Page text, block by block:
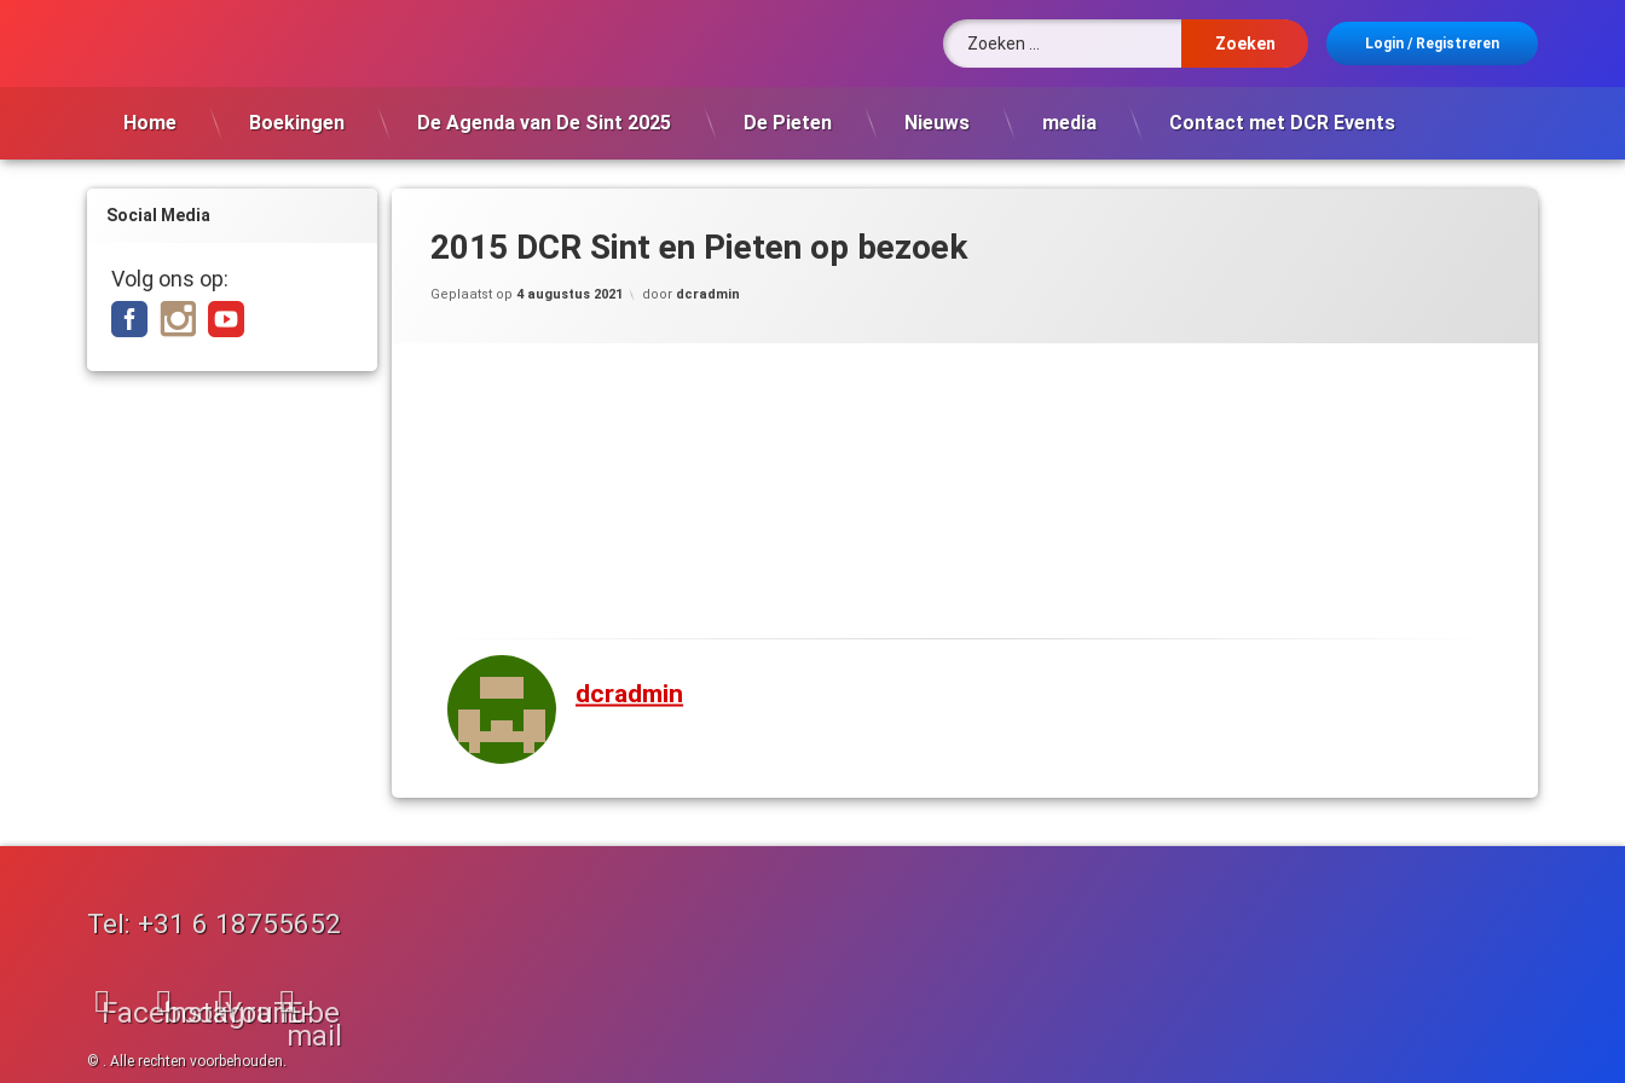
Zoeken naar:
Login /Registreren
Home Boekingen De Agenda van De Sint 2025 De Pieten Nieuws media Contact met DCR Events
2015 DCR Sint en Pieten op bezoek
Geplaatst op 4 augustus 2021 door dcradmin
dcradmin
Social Media
Volg ons op:
Tel: +31 6 18755652
FacebookInstagram
YouTube
E-
mail
© . Alle rechten voorbehouden.